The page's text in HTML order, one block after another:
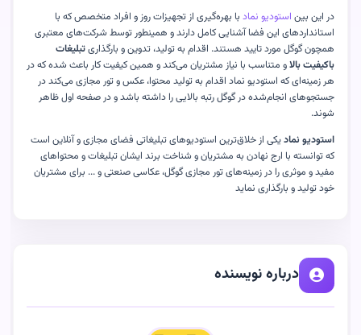
در این بین استودیو نماد با بهره‌گیری از تجهیزات روز و افراد متخصص که با
استانداردهای این فضا آشنایی کامل دارند و همینطور توسط شرکت‌های معتبری
همچون گوگل مورد تایید هستند. اقدام به تولید، تدوین و بارگذاریتبلیغات
باکیفیت بالاو متناسب با نیاز مشتریان می‌کند و همین کیفیت کار باعث شده که در
هر زمینه‌ای که استودیو نماد اقدام به تولید محتوا، عکس و تور مجازی می‌کند در
جستجوهای انجام‌شده در گوگل رتبه بالایی را داشته باشد و در صفحه اول ظاهر
شوند.
استودیو نمادیکی از خلاق‌ترین استودیوهای تبلیغاتی فضای مجازی و آنلاین است
که توانسته با ارج نهادن به مشتریان و شناخت برند ایشان تبلیغات و محتواهای
مفید و موثری را در زمینه‌های تور مجازی گوگل، عکاسی صنعتی و ... برای مشتریان
خود تولید و بارگذاری نماید
درباره نویسنده